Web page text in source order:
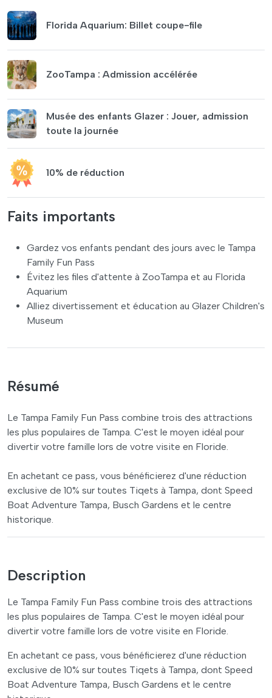
Florida Aquarium: Billet coupe-file
ZooTampa : Admission accélérée
Musée des enfants Glazer : Jouer, admission
toute la journée
10% de réduction
Faits importants
Gardez vos enfants pendant des jours avec le Tampa
Family Fun Pass
Évitez les files d'attente à ZooTampa et au Florida
Aquarium
Alliez divertissement et éducation au Glazer Children's
Museum
Résumé
Le Tampa Family Fun Pass combine trois des attractions
les plus populaires de Tampa. C'est le moyen idéal pour
divertir votre famille lors de votre visite en Floride.
En achetant ce pass, vous bénéficierez d'une réduction
exclusive de 10% sur toutes Tiqets à Tampa, dont Speed
Boat Adventure Tampa, Busch Gardens et le centre
historique.
Description
Le Tampa Family Fun Pass combine trois des attractions
les plus populaires de Tampa. C'est le moyen idéal pour
divertir votre famille lors de votre visite en Floride.
En achetant ce pass, vous bénéficierez d'une réduction
exclusive de 10% sur toutes Tiqets à Tampa, dont Speed
Boat Adventure Tampa, Busch Gardens et le centre